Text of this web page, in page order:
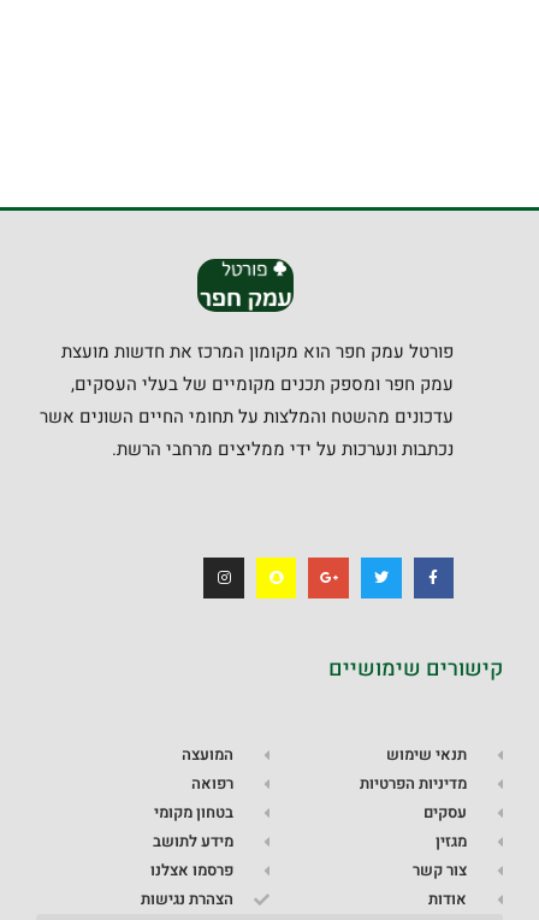
פורטל עמק חפר הוא מקומון המרכז את חדשות מועצת
עמק חפר ומספק תכנים מקומיים של בעלי העסקים,
עדכונים מהשטח והמלצות על תחומי החיים השונים אשר
נכתבות ונערכות על ידי ממליצים מרחבי הרשת.
קישורים שימושיים
תנאי שימוש
מדיניות הפרטיות
עסקים
מגזין
צור קשר
אודות
המועצה
רפואה
בטחון מקומי
מידע לתושב
פרסמו אצלנו
הצהרת נגישות